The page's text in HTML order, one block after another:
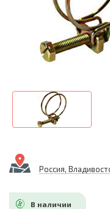
Россия,
В наличии